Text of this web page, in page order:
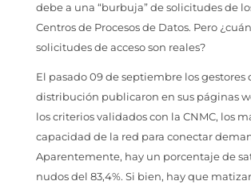
debe a una “burbuja” de solicitudes de
Centros de Procesos de Datos. Pero
solicitudes de acceso son reales?
El pasado 09 de septiembre los gestores
distribución publicaron en sus páginas
los criterios validados con la CNMC, los
capacidad de la red para conectar
Aparentemente, hay un porcentaje de
nudos del 83,4%. Si bien, hay que